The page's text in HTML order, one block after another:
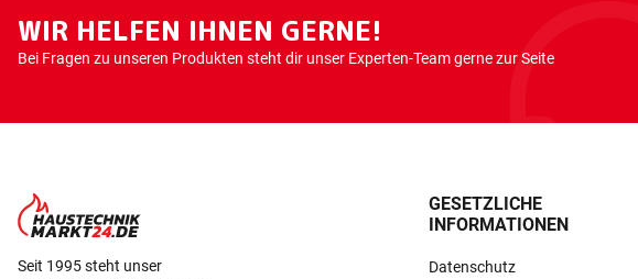
WIR HELFEN IHNEN GERNE!
Bei Fragen zu unseren Produkten steht dir unser Experten-Team gerne zur Seite
Seit 1995 steht unser
GESETZLICHE
INFORMATIONEN
Datenschutz